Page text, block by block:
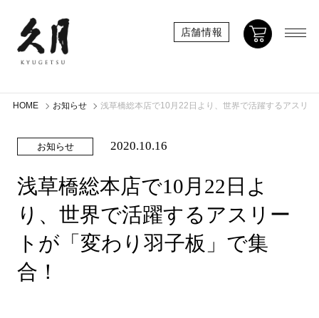
店舗情報
HOME お知らせ 浅草橋総本店で10月22日より、世界で活躍するアスリ
お知らせ 2020.10.16
浅草橋総本店で10月22日よ
り、世界で活躍するアスリー
トが「変わり羽子板」で集
合！